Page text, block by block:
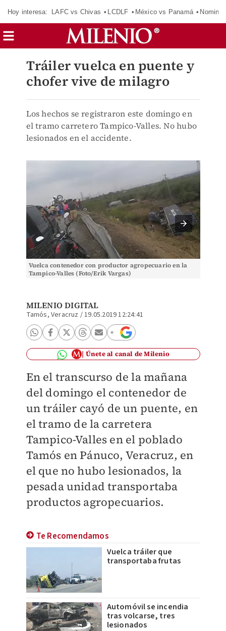
Hoy interesa: LAFC vs Chivas LCDLF México vs Panamá
Tráiler vuelca en puente y
chofer vive de milagro
Los hechos se registraron este domingo en
el tramo carretero Tampico-Valles. No hubo
lesionados en el accidente.
Vuelca contenedor con productor agropecuario en la
Tampico-Valles (Foto/Erik Vargas)
MILENIO DIGITAL
Tamós, Veracruz /19.05.2019 12:24:41
Únete al canal de Milenio
En el transcurso de la mañana
del domingo el contenedor de
un tráiler cayó de un puente, en
el tramo de la carretera
Tampico-Valles en el poblado
Tamós en Pánuco, Veracruz, en
el que no hubo lesionados, la
pesada unidad transportaba
productos agropecuarios.
Te Recomendamos
Vuelca tráiler que
transportaba frutas
Automóvil se incendia
tras volcarse, tres
lesionados